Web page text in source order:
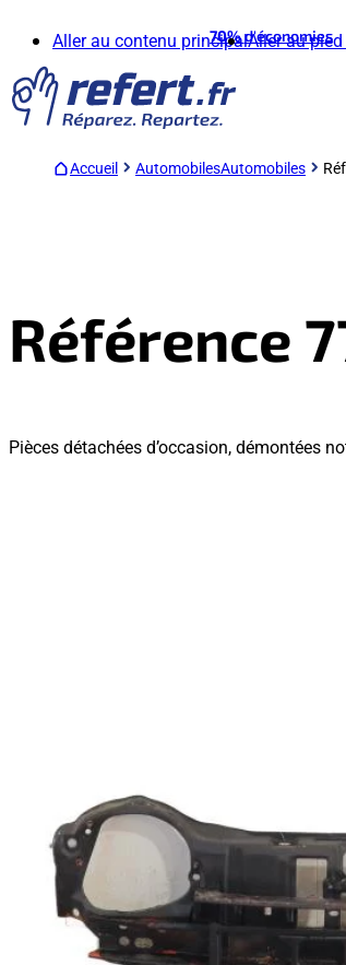
Aller au contenu principalAller au
70%d'économies
Accueil AutomobilesAutomobiles
Référence
Pièces détachées d’occasion, démontées